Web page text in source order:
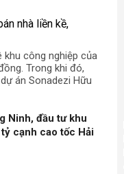
khu công nghiệp của
Trong khi đó,
án Sonadezi Hữu
Ninh, đầu tư khu
cạnh cao tốc Hải